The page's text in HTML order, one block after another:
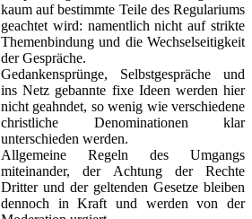
kaum auf bestimmte Teile des Regulariums
geachtet wird: namentlich nicht auf strikte
Themenbindung und die Wechselseitigkeit
der Gespräche.
Gedankensprünge, Selbstgespräche und
ins Netz gebannte fixe Ideen werden hier
nicht geahndet, so wenig wie verschiedene
christliche Denominationen klar
unterschieden werden.
Allgemeine Regeln des Umgangs
miteinander, der Achtung der Rechte
Dritter und der geltenden Gesetze bleiben
dennoch in Kraft und werden von der